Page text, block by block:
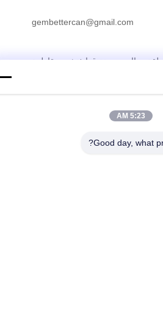
gembettercan@gmail.com
هواادو، مدينة قوانغتشو، مقاطعة
|خريطة الموقع
5:23 AM
Good day,